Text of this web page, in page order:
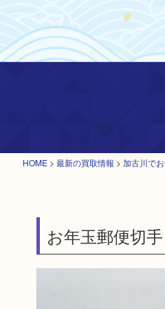
HOME > 最新の買取情報 > 加古川で
お年玉郵便切